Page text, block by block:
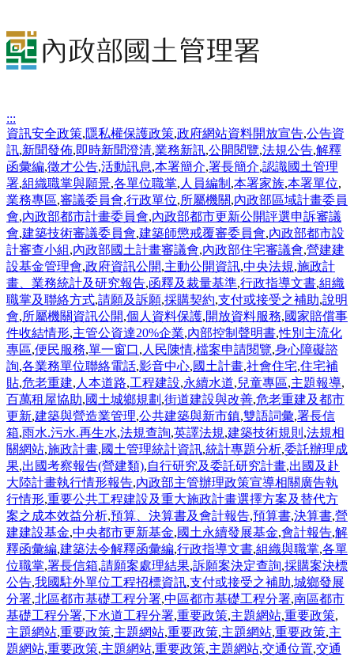
:::
資訊安全政策,隱私權保護政策,政府網站資料開放宣告,公告資
訊,新聞發佈,即時新聞澄清,業務新訊,公開閱覽,法規公告,解釋
函彙編,徵才公告,活動訊息,本署簡介,署長簡介,認識國土管理
署,組織職掌與願景,各單位職掌, 人員編制 ,本署家族,本署單位,
業務專區,審議委員會,行政單位,所屬機關,內政部區域計畫委員
會,內政部都市計畫委員會,內政部都市更新公開評選申訴審議
會,建築技術審議委員會,建築師懲戒覆審委員會,內政部都市設
計審查小組,內政部國土計畫審議會,內政部住宅審議會,營建建
設基金管理會,政府資訊公開,主動公開資訊,中央法規,施政計
畫、業務統計及研究報告,函釋及裁量基準,行政指導文書,組織
職掌及聯絡方式,請願及訴願,採購契約,支付或接受之補助,說明
會,所屬機關資訊公開,個人資料保護,開放資料服務,國家賠償事
件收結情形,主管公資達20%企業,內部控制聲明書,性別主流化
專區,便民服務,單一窗口, 人民陳情,檔案申請閱覽,身心障礙諮
詢,各業務單位聯絡電話,影音中心,國土計畫,社會住宅,住宅補
貼,危老重建, 人本道路,工程建設,永續水道,兒童專區,主題報導,
百萬租屋協助,國土城鄉規劃 ,街道建設與改善,危老重建及都市
更新,建築與營造業管理,公共建築與新市鎮,雙語詞彙,署長信
箱,雨水.污水.再生水,法規查詢,英譯法規,建築技術規則 ,法規相
關網站,施政計畫,國土管理統計資訊,統計專題分析,委託辦理成
果,出國考察報告(營建類),自行研究及委託研究計畫,出國及赴
大陸計畫執行情形報告,內政部主管辦理政策宣導相關廣告執
行情形,重要公共工程建設及重大施政計畫選擇方案及替代方
案之成本效益分析,預算、決算書及會計報告,預算書,決算書,營
建建設基金,中央都市更新基金,國土永續發展基金,會計報告,解
釋函彙編,建築法令解釋函彙編,行政指導文書,組織與職掌,各單
位職掌,署長信箱,請願案處理結果,訴願案決定查詢,採購案決標
公告,我國駐外單位工程招標資訊,支付或接受之補助,城鄉發展
分署,北區都市基礎工程分署,中區都市基礎工程分署,南區都市
基礎工程分署,下水道工程分署,重要政策,主題網站,重要政策,
主題網站,重要政策,主題網站,重要政策,主題網站,重要政策,主
題網站,重要政策,主題網站,重要政策,主題網站,交通位置,交通